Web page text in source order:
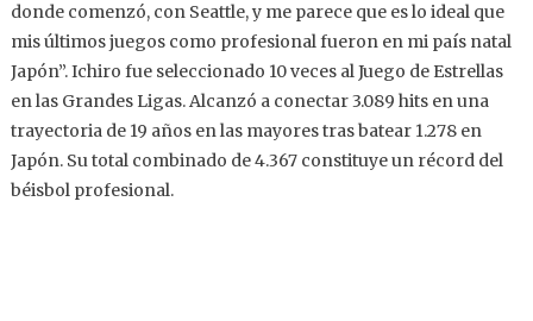
donde comenzó, con Seattle, y me parece que es lo ideal que
mis últimos juegos como profesional fueron en mi país natal
Japón”. Ichiro fue seleccionado 10 veces al Juego de Estrellas
en las Grandes Ligas. Alcanzó a conectar 3.089 hits en una
trayectoria de 19 años en las mayores tras batear 1.278 en
Japón. Su total combinado de 4.367 constituye un récord del
béisbol profesional.